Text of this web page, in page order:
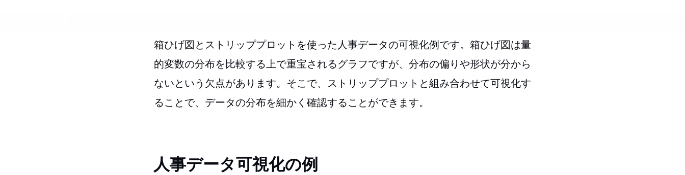
箱ひげ図とストリッププロットを使った人事データの可視化例です。箱ひげ図は量
的変数の分布を比較する上で重宝されるグラフですが、分布の偏りや形状が分から
ないという欠点があります。そこで、ストリッププロットと組み合わせて可視化す
ることで、データの分布を細かく確認することができます。
人事データ可視化の例